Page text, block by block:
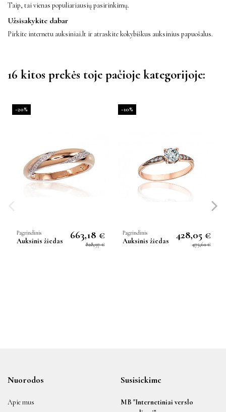
Taip, tai vienas populiariausių pasirinkimų.
Užsisakykite dabar
Pirkite internetu auksiniai.lt ir atraskite kokybiškus auksinius papuošalus.
16 kitos prekės toje pačioje kategorijoje:
−20%
Pagrindinis
Auksinis žiedas
663,18 €
828,97 €
−10%
Pagrindinis
Auksinis žiedas
428,05 €
475,61 €
Nuorodos
Apie mus
Susisiekime
MB "Internetiniai verslo